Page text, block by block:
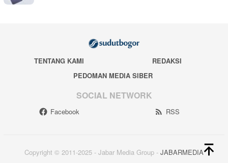
TENTANG KAMI
REDAKSI
PEDOMAN MEDIA SIBER
SOCIAL NETWORK
Facebook RSS
Copyright © 2011-2025 - Jabar Media Group - JABARMEDIA